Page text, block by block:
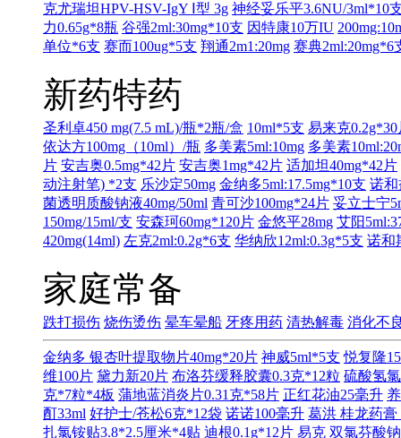
克尤瑞坦HPV-HSV-IgY Ⅰ型 3g 神经妥乐平3.6NU/3ml*10
力0.65g*8瓶 谷强2ml:30mg*10支 因特康10万IU
单位*6支 赛而100ug*5支 翔通2m1:20mg 赛典2ml:20mg*6
新药特药
圣利卓450 mg(7.5 mL)/瓶*2瓶/盒 10ml*5支 易来克0.2g*30
依达方100mg（10ml）/瓶 多美素5ml:10mg 多美素
片 安吉奥0.5mg*42片 安吉奥1mg*42片 适加坦40mg*42片
动注射笔) *2支 乐沙定50mg 金纳多5ml:17.5mg*10支 诺和
菌透明质酸钠液40mg/50ml 青可沙100mg*24片 妥立士宁
150mg/15ml/支 安森珂60mg*120片 金悠平28mg 艾阳
420mg(14ml) 左克2ml:0.2g*6支 华纳欣12ml:0.3g*5支 诺和
家庭常备
跌打损伤 烧伤烫伤 晕车晕船 牙疼用药 清热解毒 消化不
金纳多 银杏叶提取物片40mg*20片 神威5ml*5支 悦复隆
维100片 黛力新20片 布洛芬缓释胶囊0.3克*12粒 硫酸氢
克*7粒*4板 蒲地蓝消炎片0.31克*58片 正红花油25毫升
酊33ml 好护士/苍松6克*12袋 诺诺100毫升 葛洪 桂龙药膏
扎氯铵贴3.8*2.5厘米*4贴 迪根0.1g*12片 易克 双氯芬酸